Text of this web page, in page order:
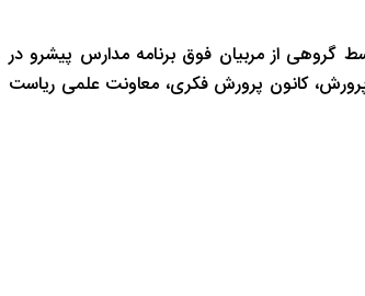
گروهی از مربیان فوق برنامه مدارس پیشرو در
کانون پرورش فکری، معاونت علمی ریاست